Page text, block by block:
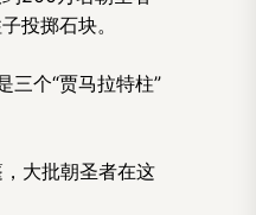
投掷石块。
三个“贾马拉特柱”
大批朝圣者在这